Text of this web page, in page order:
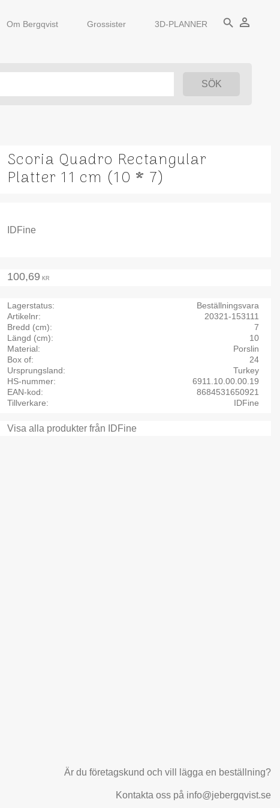
Om Bergqvist Grossister 3D-PLANNER search person_outline
Scoria Quadro Rectangular
Platter 11 cm (10 * 7)
IDFine
100,69 KR
Lagerstatus
Beställningsvara
Artikelnr
20321-153111
Bredd (cm)
7
Längd (cm)
10
Material
Porslin
Box of
24
Ursprungsland
Turkey
HS-nummer
6911.10.00.00.19
EAN-kod
8684531650921
Tillverkare
IDFine
Visa alla produkter från IDFine
Är du företagskund och vill lägga en beställning?
Kontakta oss på info@jebergqvist.se